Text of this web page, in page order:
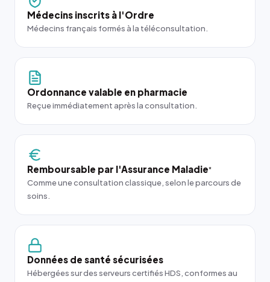
Médecins inscrits à l'Ordre
Médecins français formés à la téléconsultation.
Ordonnance valable en pharmacie
Reçue immédiatement après la consultation.
Remboursable par l'Assurance Maladie*
Comme une consultation classique, selon le parcours de
soins.
Données de santé sécurisées
Hébergées sur des serveurs certifiés HDS, conformes au